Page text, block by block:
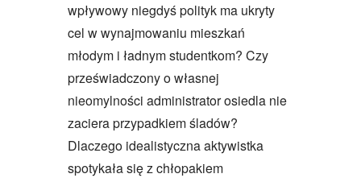
wpływowy niegdyś polityk ma ukryty
cel w wynajmowaniu mieszkań
młodym i ładnym studentkom? Czy
przeświadczony o własnej
nieomylności administrator osiedla nie
zaciera przypadkiem śladów?
Dlaczego idealistyczna aktywistka
spotykała się z chłopakiem